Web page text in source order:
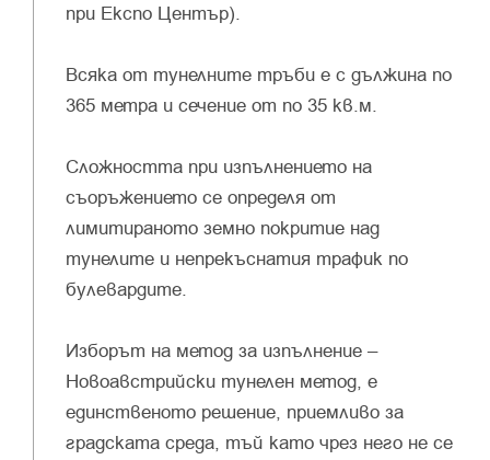
при Експо Център).
Всяка от тунелните тръби е с дължина по
365 метра и сечение от по 35 кв.м.
Сложността при изпълнението на
съоръжението се определя от
лимитираното земно покритие над
тунелите и непрекъснатия трафик по
булевардите.
Изборът на метод за изпълнение –
Новоавстрийски тунелен метод, е
единственото решение, приемливо за
градската среда, тъй като чрез него не се